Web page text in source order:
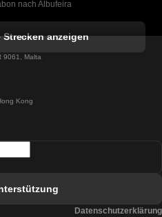
nach Albufeira
nach Lagos
nach Madrid
Strecken anzeigen
9061, Malta
Kong
Datenschutzerklärung